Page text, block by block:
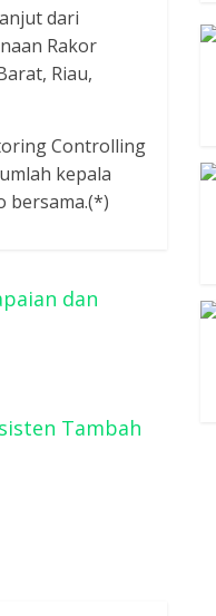
dari
Rakor
Riau,
Controlling
kepala
bersama.(*)
dan
Tambah